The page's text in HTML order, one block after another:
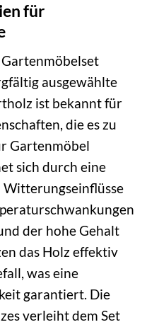
für
Gartenmöbelset
ausgewählte
ist bekannt für
die es zu
Gartenmöbel
sich durch eine
Witterungseinflüsse
der hohe Gehalt
das Holz effektiv
was eine
garantiert. Die
verleiht dem Set